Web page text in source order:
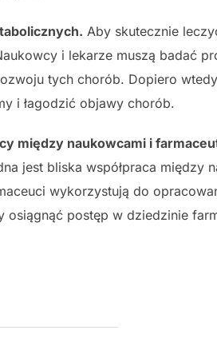
Aby skutecznie
i lekarze muszą badać
tych chorób. Dopiero
i łagodzić objawy chorób.
między naukowcami i
jest bliska współpraca między
wykorzystują do
postęp w dziedzinie